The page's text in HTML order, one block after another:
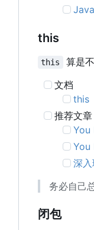
this
this
算是
文档
this
推荐文章
You
You
深
务必自己
闭包